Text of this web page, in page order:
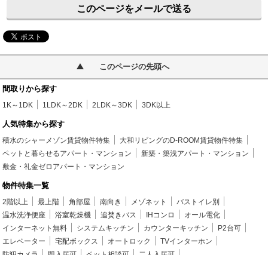
このページをメールで送る
このページの先頭へ
間取りから探す
1K～1DK 1LDK～2DK 2LDK～3DK 3DK以上
人気特集から探す
積水のシャーメゾン賃貸物件特集
大和リビングのD-ROOM賃貸物件特集
ペットと暮らせるアパート・マンション
新築・築浅アパート・マンション
敷金・礼金ゼロアパート・マンション
物件特集一覧
2階以上 最上階 角部屋 南向き メゾネット
バストイレ別
温水洗浄便座
浴室乾燥機 追焚きバス IHコンロ
オール電化
インターネット無料
システムキッチン カウンターキッチン
P2台可
エレベーター
宅配ボックス オートロック
TVインターホン